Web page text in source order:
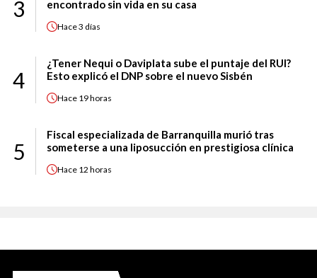
3
encontrado sin vida en su casa
Hace3 días
4
¿Tener Nequi o Daviplata sube el puntaje del RUI?
Esto explicó el DNP sobre el nuevo Sisbén
Hace 19 horas
5
Fiscal especializada de Barranquilla murió tras
someterse a una liposucción en prestigiosa clínica
Hace 12 horas